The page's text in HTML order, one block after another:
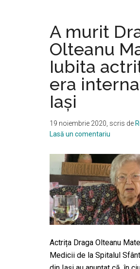
A murit
Olteanu
Iubita
era
Iași
19 noiembrie 2020 , scris de
Lasă un comentariu
Actrița Draga Olteanu
Medicii de la Spitalul